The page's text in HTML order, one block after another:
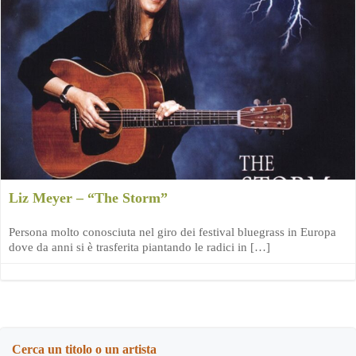
Liz Meyer – “The Storm”
Persona molto conosciuta nel giro dei festival bluegrass in Europa
dove da anni si è trasferita piantando le radici in […]
Cerca un titolo o un artista